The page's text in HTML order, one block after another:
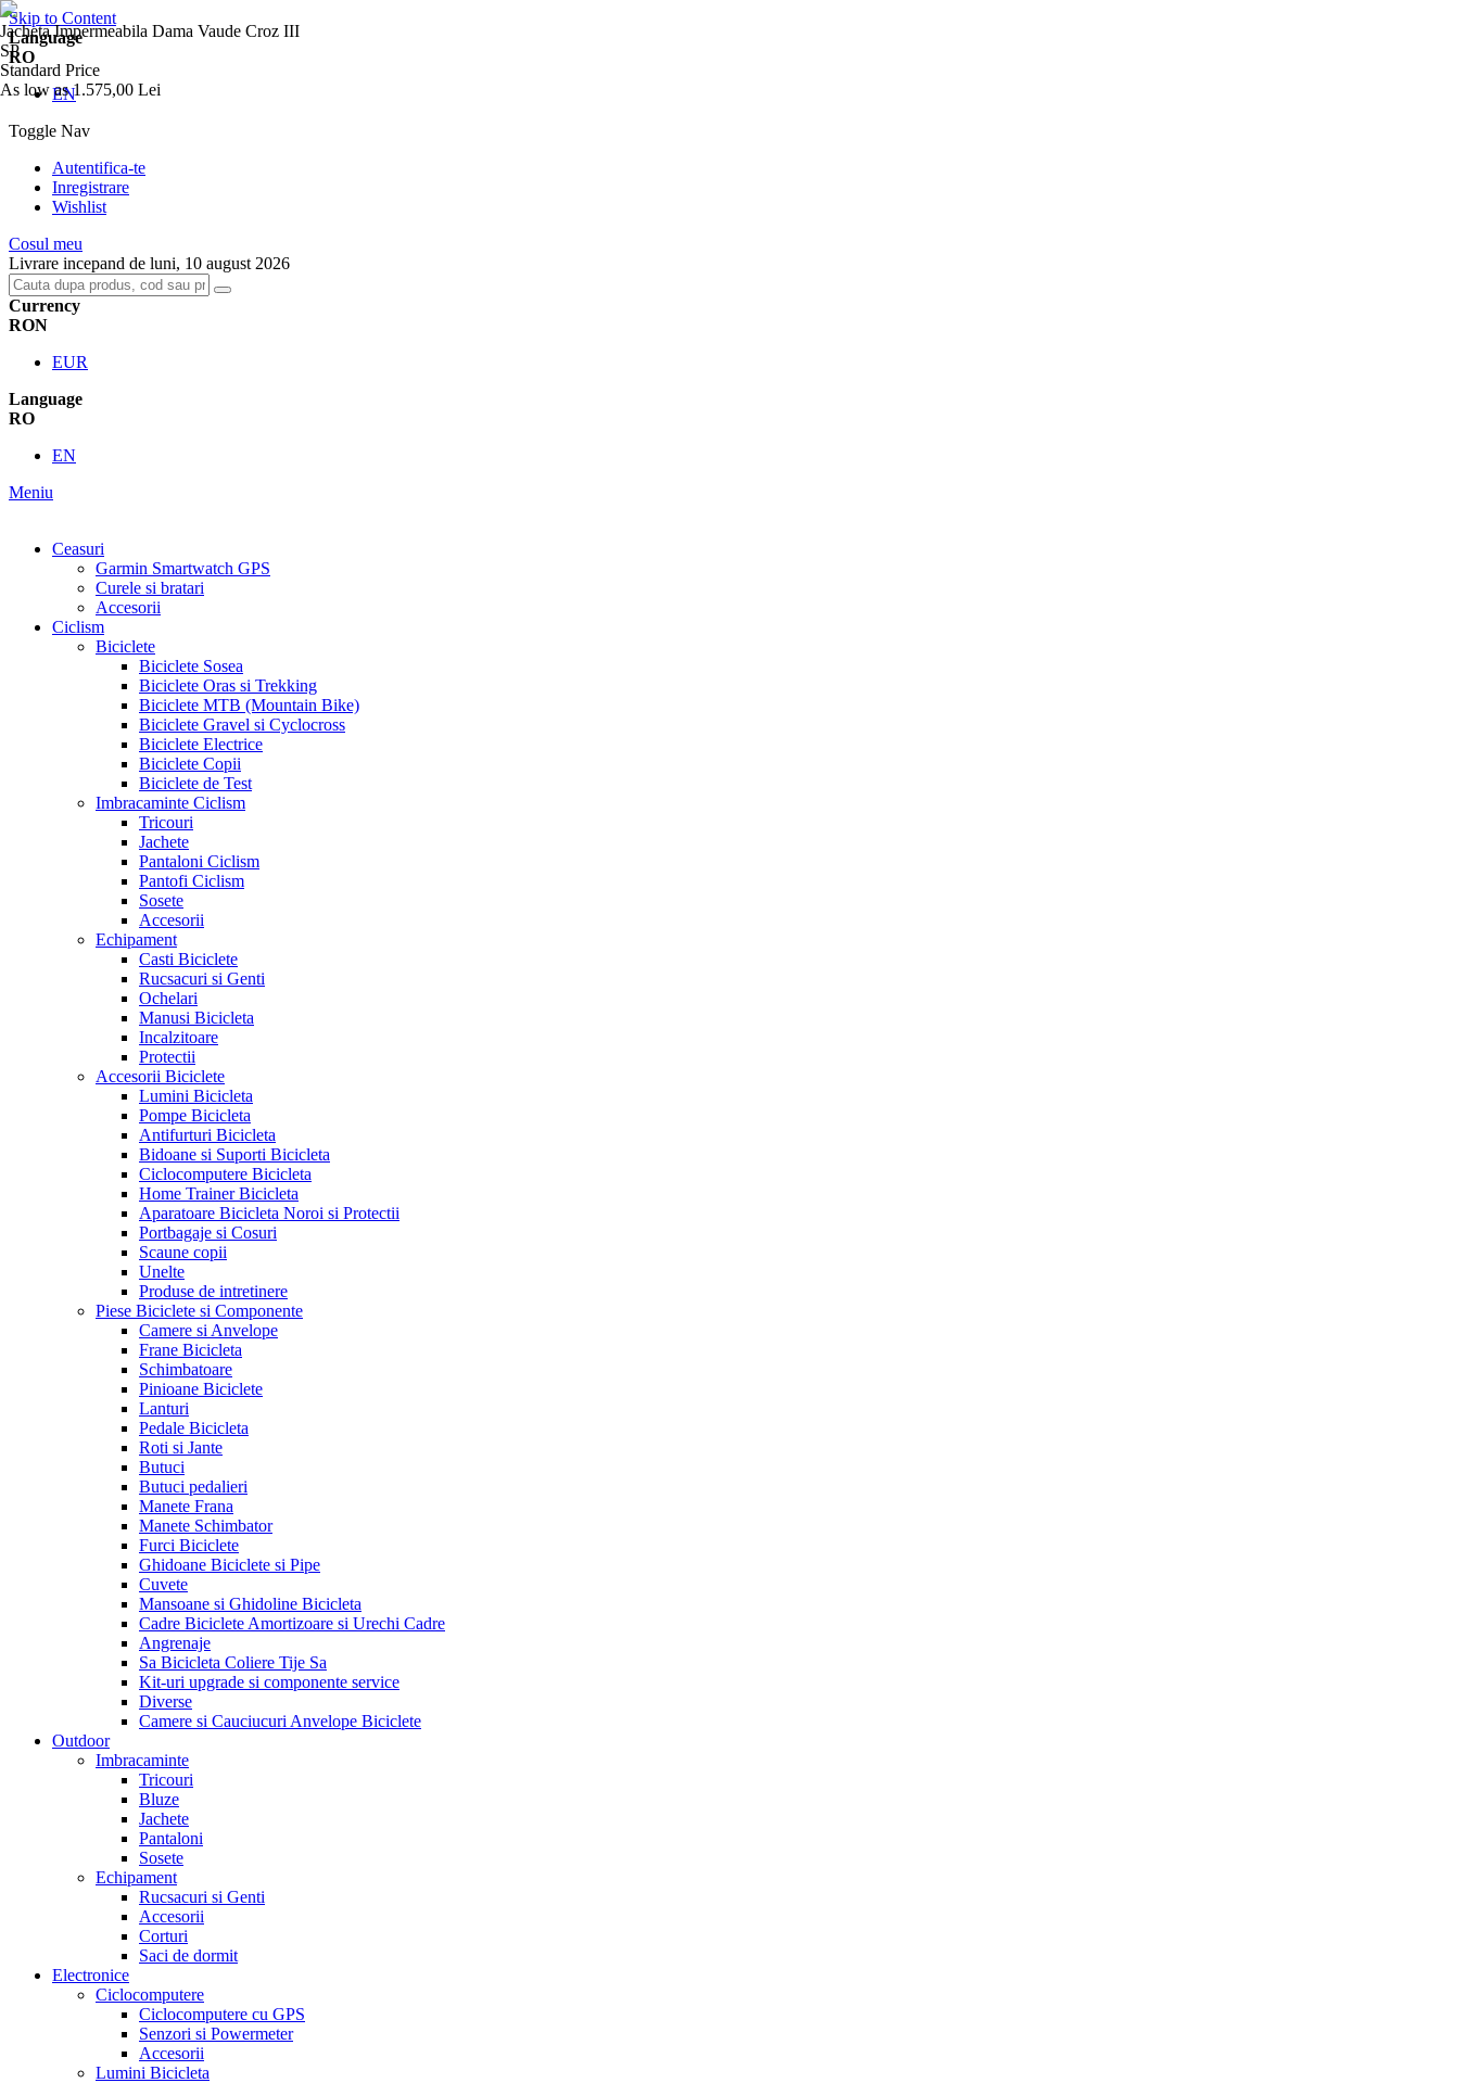
Skip to Content
Language
RO
EN
Toggle Nav
Autentifica-te
Inregistrare
Wishlist
Cosul meu
Livrare incepand de luni, 10 august 2026
Currency
RON
EUR
Language
RO
EN
Meniu
Ceasuri
Garmin Smartwatch GPS
Curele si bratari
Accesorii
Ciclism
Biciclete
Biciclete Sosea
Biciclete Oras si Trekking
Biciclete MTB (Mountain Bike)
Biciclete Gravel si Cyclocross
Biciclete Electrice
Biciclete Copii
Biciclete de Test
Imbracaminte Ciclism
Tricouri
Jachete
Pantaloni Ciclism
Pantofi Ciclism
Sosete
Accesorii
Echipament
Casti Biciclete
Rucsacuri si Genti
Ochelari
Manusi Bicicleta
Incalzitoare
Protectii
Accesorii Biciclete
Lumini Bicicleta
Pompe Bicicleta
Antifurturi Bicicleta
Bidoane si Suporti Bicicleta
Ciclocomputere Bicicleta
Home Trainer Bicicleta
Aparatoare Bicicleta Noroi si Protectii
Portbagaje si Cosuri
Scaune copii
Unelte
Produse de intretinere
Piese Biciclete si Componente
Camere si Anvelope
Frane Bicicleta
Schimbatoare
Pinioane Biciclete
Lanturi
Pedale Bicicleta
Roti si Jante
Butuci
Butuci pedalieri
Manete Frana
Manete Schimbator
Furci Biciclete
Ghidoane Biciclete si Pipe
Cuvete
Mansoane si Ghidoline Bicicleta
Cadre Biciclete Amortizoare si Urechi Cadre
Angrenaje
Sa Bicicleta Coliere Tije Sa
Kit-uri upgrade si componente service
Diverse
Camere si Cauciucuri Anvelope Biciclete
Outdoor
Imbracaminte
Tricouri
Bluze
Jachete
Pantaloni
Sosete
Echipament
Rucsacuri si Genti
Accesorii
Corturi
Saci de dormit
Electronice
Ciclocomputere
Ciclocomputere cu GPS
Senzori si Powermeter
Accesorii
Lumini Bicicleta
Jacheta Impermeabila Dama Vaude Croz III
SP
Standard Price
As low as 1.575,00 Lei